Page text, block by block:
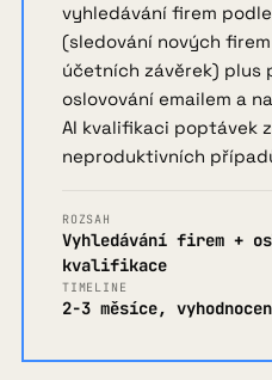
vyhledávání firem
(sledování nových
účetních závěrek) plus
oslovování emailem a
AI kvalifikaci poptávek
neproduktivních
ROZSAH
Vyhledávání firem +
kvalifikace
TIMELINE
2-3 měsíce,